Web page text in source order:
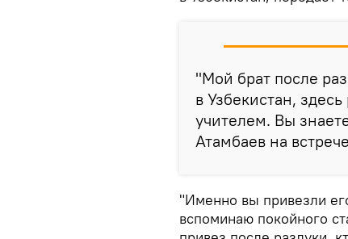
"Мой брат после
в Узбекистан,
учителем. Вы
Атамбаев на
"Именно вы привезли
вспоминаю покойного